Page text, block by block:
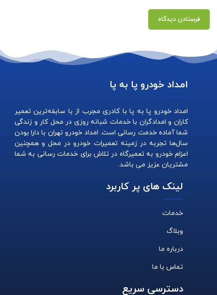
امداد خودرو پا به پا
امداد خودرو پا به پا با کادری مجرب از با سابقه‌ترین تعمیر
کاران و امدادگران با خدمات شبانه روزی در محل کار و زندگی
شما آماده خدمت رسانی است. امداد خودرو تهران با دارا بودن
سال‌ها تجربه در زمینه تعمیرات خودرو در محل و همچنین
اعزام خودرو به تعمیرگاه در تلاش برای خدمات رسانی به شما
مشتریان عزیز می باشد.
لینک های پر کاربرد
خدمات
وبلاگ
درباره ما
تماس با ما
دسترسی سریع